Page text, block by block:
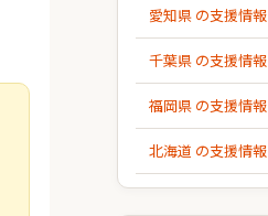
愛知県 の支援情報
千葉県 の支援情報
福岡県 の支援情報
北海道 の支援情報